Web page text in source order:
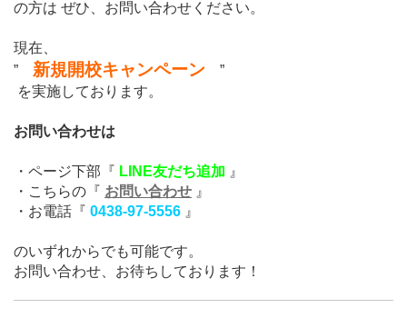
の方は ぜひ、お問い合わせください。
現在
” 新規開校キャンペーン ”
を実施しております。
お問い合わせは
・ページ下部『 LINE友だち追加 』
・こちらの『 お問い合わせ 』
・お電話『 0438-97-5556 』
のいずれからでも可能です。
お問い合わせ、お待ちしております！